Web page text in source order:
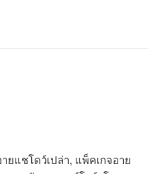
ยแชโดว์เปล่า, แพ็คเกจอาย